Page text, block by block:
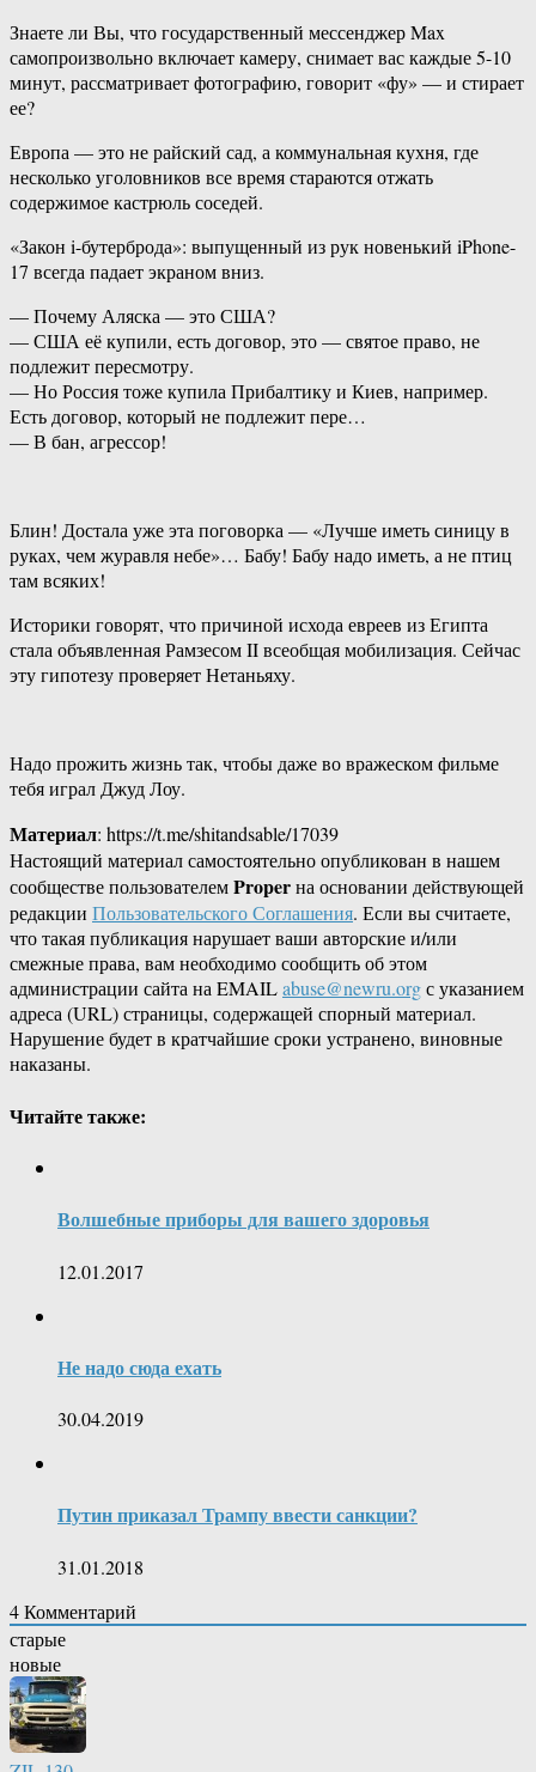
Знаете ли Вы, что государственный мессенджер Max
самопроизвольно включает камеру, снимает вас каждые 5-10
минут, рассматривает фотографию, говорит «фу» — и стирает
ее?
Европа — это не райский сад, а коммунальная кухня, где
несколько уголовников все время стараются отжать
содержимое кастрюль соседей.
«Закон i-бутерброда»: выпущенный из рук новенький iPhone-
17 всегда падает экраном вниз.
— Почему Аляска — это США?
— США её купили, есть договор, это — святое право, не
подлежит пересмотру.
— Но Россия тоже купила Прибалтику и Киев, например.
Есть договор, который не подлежит пере…
— В бан, агрессор!
Блин! Достала уже эта поговорка — «Лучше иметь синицу в
руках, чем журавля небе»… Бабу! Бабу надо иметь, а не птиц
там всяких!
Историки говорят, что причиной исхода евреев из Египта
стала объявленная Рамзесом II всеобщая мобилизация. Сейчас
эту гипотезу проверяет Нетаньяху.
Надо прожить жизнь так, чтобы даже во вражеском фильме
тебя играл Джуд Лоу.
Материал: https://t.me/shitandsable/17039
Настоящий материал самостоятельно опубликован в нашем
сообществе пользователемProperна основании действующей
редакции Пользовательского Соглашения. Если вы считаете,
что такая публикация нарушает ваши авторские и/или
смежные права, вам необходимо сообщить об этом
администрации сайта на EMAILabuse@newru.orgс указанием
адреса (URL) страницы, содержащей спорный материал.
Нарушение будет в кратчайшие сроки устранено, виновные
наказаны.
Читайте также:
Волшебные приборы для вашего здоровья
12.01.2017
Не надо сюда ехать
30.04.2019
Путин приказал Трампу ввести санкции?
31.01.2018
4Комментарий
старые
новые